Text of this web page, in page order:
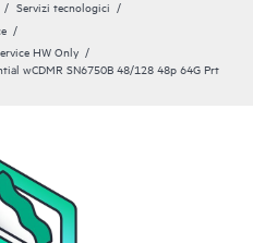
Servizi tecnologici
HW Only
wCDMR SN6750B 48/128 48p 64G Prt